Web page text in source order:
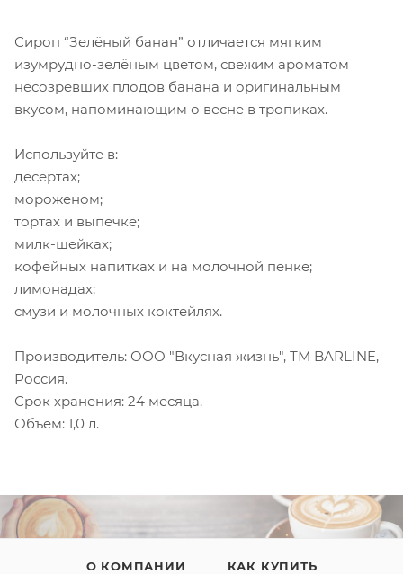
Сироп “Зелёный банан” отличается мягким
изумрудно-зелёным цветом, свежим ароматом
несозревших плодов банана и оригинальным
вкусом, напоминающим о весне в тропиках.
Используйте в:
десертах;
мороженом;
тортах и выпечке;
милк-шейках;
кофейных напитках и на молочной пенке;
лимонадах;
смузи и молочных коктейлях.
Производитель: ООО "Вкусная жизнь", ТМ BARLINE,
Россия.
Срок хранения: 24 месяца.
Объем: 1,0 л.
О КОМПАНИИ КАК КУПИТЬ